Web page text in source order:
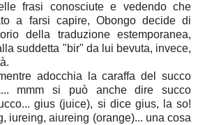
frasi conosciute e vedendo che
a farsi capire, Obongo decide di
della traduzione estemporanea,
suddetta "bir" da lui bevuta, invece,
adocchia la caraffa del succo
mmm si può anche dire succo
gius (juice), si dice gius, la so!
iureing, aiureing (orange)... una cosa